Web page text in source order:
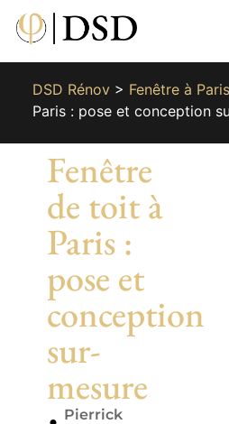
DSD Rénov> Fenêtre à Paris
Paris : pose et conception
Fenêtre
de toit à
Paris :
pose et
conception
sur-
mesure
Pierrick